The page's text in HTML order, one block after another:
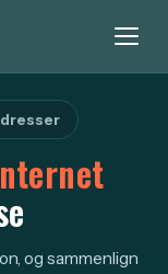
og sammenlign